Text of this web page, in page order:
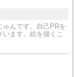
ゅんです。自己PRを
ます。絵を描くこ